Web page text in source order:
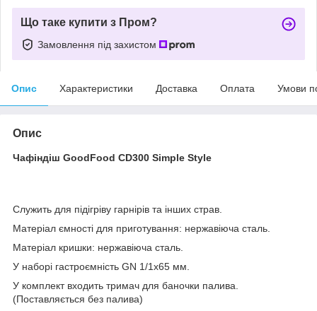
Що таке купити з Пром?
Замовлення під захистом
Опис Характеристики Доставка Оплата Умови
Опис
Чафіндіш GoodFood CD300 Simple Style
Служить для підігріву гарнірів та інших страв.
Матеріал ємності для приготування: нержавіюча сталь.
Матеріал кришки: нержавіюча сталь.
У наборі гастроємність GN 1/1х65 мм.
У комплект входить тримач для баночки палива.
(Поставляється без палива)